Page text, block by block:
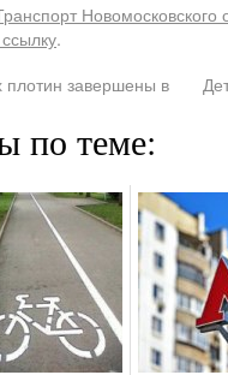
Новомосковского
.
плотин завершены в
по теме: